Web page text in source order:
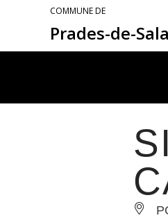
COMMUNE DE
Prades-de-